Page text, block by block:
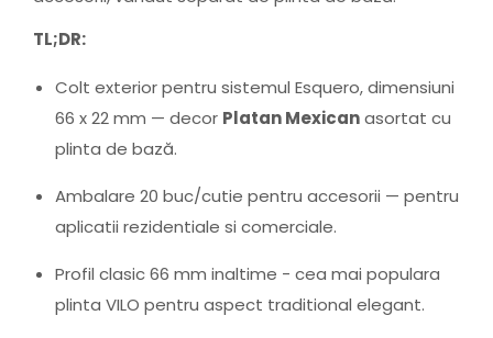
TL;DR:
Colt exterior pentru sistemul Esquero, dimensiuni
66 x 22 mm — decor Platan Mexicanasortat cu
plinta de bază.
Ambalare 20 buc/cutie pentru accesorii — pentru
aplicatii rezidentiale si comerciale.
Profil clasic 66 mm inaltime - cea mai populara
plinta VILO pentru aspect traditional elegant.